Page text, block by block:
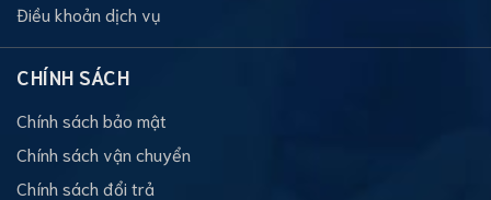
Điều khoản dịch vụ
CHÍNH SÁCH
Chính sách bảo mật
Chính sách vận chuyển
Chính sách đổi trả